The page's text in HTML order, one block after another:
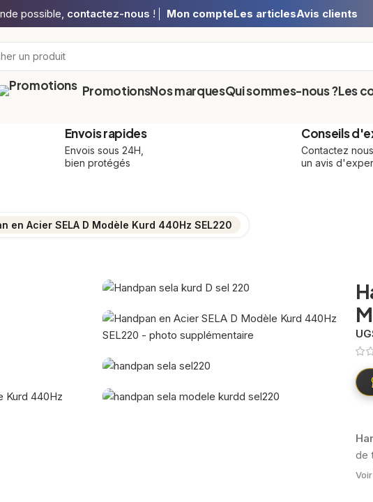
possible, contactez-nous ! Mon compteLes articlesAvis clients
PromotionsNos marquesQui sommes-nous ?Les
Envois rapides
Envois sous 24H,
bien protégés
Conseils
Contactez
un avis
en Acier SELA D Modèle Kurd 440Hz SEL220
de